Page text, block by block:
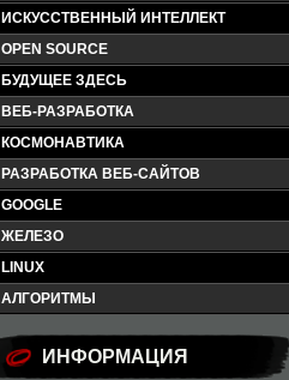
ИСКУССТВЕННЫЙ ИНТЕЛЛЕКТ
OPEN SOURCE
БУДУЩЕЕ ЗДЕСЬ
ВЕБ-РАЗРАБОТКА
КОСМОНАВТИКА
РАЗРАБОТКА ВЕБ-САЙТОВ
GOOGLE
ЖЕЛЕЗО
LINUX
АЛГОРИТМЫ
ИНФОРМАЦИЯ